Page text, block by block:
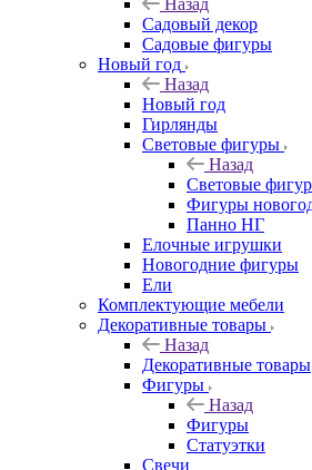
Назад
Садовый декор
Садовые фигуры
Новый год
Назад
Новый год
Гирлянды
Световые фигуры
Назад
Световые
Фигуры
Панно НГ
Елочные игрушки
Новогодние фигуры
Ели
Комплектующие мебели
Декоративные товары
Назад
Декоративные товары
Фигуры
Назад
Фигуры
Статуэтки
Свечи